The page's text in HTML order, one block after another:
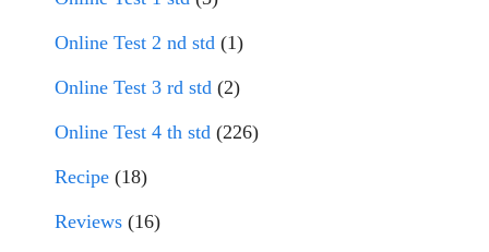
Online Test 2 nd std (1)
Online Test 3 rd std (2)
Online Test 4 th std (226)
Recipe (18)
Reviews (16)